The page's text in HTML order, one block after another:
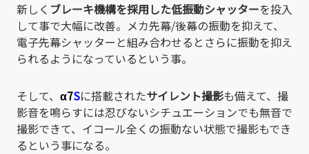
新しく ブレーキ機構を採用した低振動シャッターを投入
して事で大幅に改善。メカ先幕/後幕の振動を抑えて、
電子先幕シャッターと組み合わせるとさらに振動を抑え
られるようになっているという事。
そして、 α7Sに搭載されたサイレント撮影も備えて、撮
影音を鳴らすには忍びないシチュエーションでも無音で
撮影できて、イコール全くの振動ない状態で撮影もでき
るという事になる。